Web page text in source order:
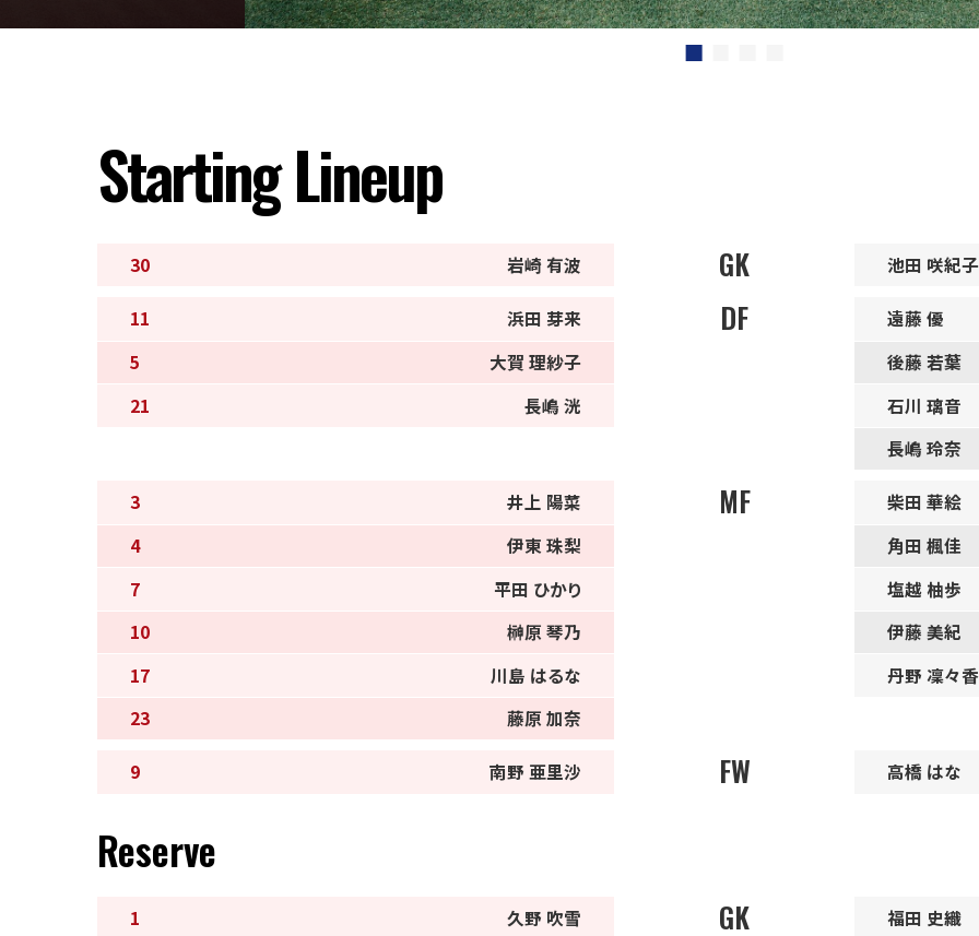
Starting Lineup
30 岩崎 有波 GK 池田 咲紀子
11
浜田 芽来
5
大賀 理紗子
21
長嶋 洸
DF
遠藤 優
後藤 若葉
石川 璃音
長嶋 玲奈
3
井上 陽菜
4
伊東 珠梨
7
平田 ひかり
10
榊原 琴乃
17
川島 はるな
23
藤原 加奈
MF
柴田 華絵
角田 楓佳
塩越 柚歩
伊藤 美紀
丹野 凜々香
9 南野 亜里沙 FW 高橋 はな
Reserve
1 久野 吹雪 GK 福田 史織